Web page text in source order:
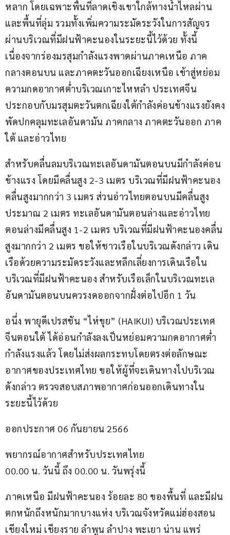
หลาก โดยเฉพาะพื้นที่ลาดเชิงเขาใกล้ทางน้ำไหลผ่าน
และพื้นที่ลุ่ม รวมทั้งเพิ่มความระมัดระวังในการสัญจร
ผ่านบริเวณที่มีฝนฟ้าคะนองในระยะนี้ไว้ด้วย ทั้งนี้
เนื่องจากร่องมรสุมกำลังแรงพาดผ่านภาคเหนือ ภาค
กลางตอนบน และภาคตะวันออกเฉียงเหนือ เข้าสู่หย่อม
ความกดอากาศต่ำบริเวณเกาะไหหลำ ประเทศจีน
ประกอบกับมรสุมตะวันตกเฉียงใต้กำลังค่อนข้างแรงยังคง
พัดปกคลุมทะเลอันดามัน ภาคกลาง ภาคตะวันออก ภาค
ใต้ และอ่าวไทย
สำหรับคลื่นลมบริเวณทะเลอันดามันตอนบนมีกำลังค่อน
ข้างแรง โดยมีคลื่นสูง 2-3 เมตร บริเวณที่มีฝนฟ้าคะนอง
คลื่นสูงมากกว่า 3 เมตร ส่วนอ่าวไทยตอนบนมีคลื่นสูง
ประมาณ 2 เมตร ทะเลอันดามันตอนล่างและอ่าวไทย
ตอนล่างมีคลื่นสูง 1-2 เมตร บริเวณที่มีฝนฟ้าคะนองคลื่น
สูงมากกว่า 2 เมตร ขอให้ชาวเรือในบริเวณดังกล่าว เดิน
เรือด้วยความระมัดระวังและหลีกเลี่ยงการเดินเรือใน
บริเวณที่มีฝนฟ้าคะนอง สำหรับเรือเล็กในบริเวณทะเล
อันดามันตอนบนควรงดออกจากฝั่งต่อไปอีก 1 วัน
อนึ่ง พายุดีเปรสชัน “ไห่ขุย” (HAIKUI) บริเวณประเทศ
จีนตอนใต้ ได้อ่อนกำลังลงเป็นหย่อมความกดอากาศต่ำ
กำลังแรงแล้ว โดยไม่ส่งผลกระทบโดยตรงต่อลักษณะ
อากาศของประเทศไทย ขอให้ผู้ที่จะเดินทางไปบริเวณ
ดังกล่าว ตรวจสอบสภาพอากาศก่อนออกเดินทางใน
ระยะนี้ไว้ด้วย
ออกประกาศ 06 กันยายน 2566
พยากรณ์อากาศสำหรับประเทศไทย
00.00 น. วันนี้ ถึง 00.00 น. วันพรุ่งนี้
ภาคเหนือ มีฝนฟ้าคะนอง ร้อยละ 80 ของพื้นที่ และมีฝน
ตกหนักถึงหนักมากบางแห่ง บริเวณจังหวัดแม่ฮ่องสอน
เชียงใหม่ เชียงราย ลำพูน ลำปาง พะเยา น่าน แพร่